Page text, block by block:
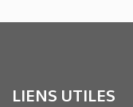
LIENS UTILES